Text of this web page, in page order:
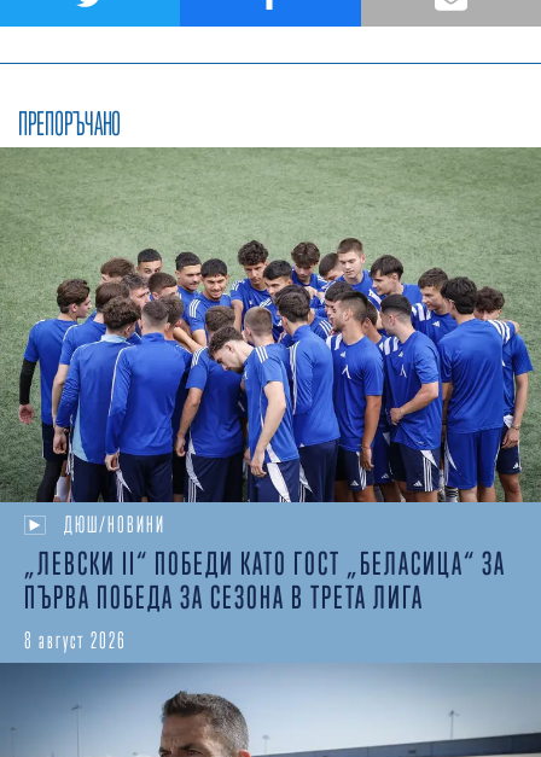
ПРЕПОРЪЧАНО
ДЮШ/НОВИНИ
„ЛЕВСКИ II“ ПОБЕДИ КАТО ГОСТ „БЕЛАСИЦА“ ЗА
ПЪРВА ПОБЕДА ЗА СЕЗОНА В ТРЕТА ЛИГА
8 август 2026